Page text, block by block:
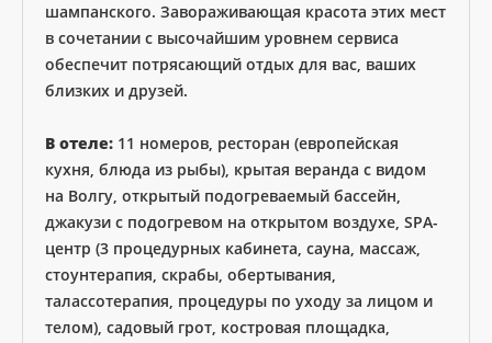
шампанского. Завораживающая красота этих мест
в сочетании с высочайшим уровнем сервиса
обеспечит потрясающий отдых для вас, ваших
близких и друзей.
В отеле: 11 номеров, ресторан (европейская
кухня, блюда из рыбы), крытая веранда с видом
на Волгу, открытый подогреваемый бассейн,
джакузи с подогревом на открытом воздухе, SPA-
центр (3 процедурных кабинета, сауна, массаж,
стоунтерапия, скрабы, обертывания,
талассотерапия, процедуры по уходу за лицом и
телом), садовый грот, костровая площадка,